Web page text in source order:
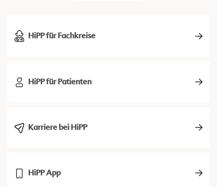
HiPP für Fachkreise
HiPP für Patienten
Karriere bei HiPP
HiPP App